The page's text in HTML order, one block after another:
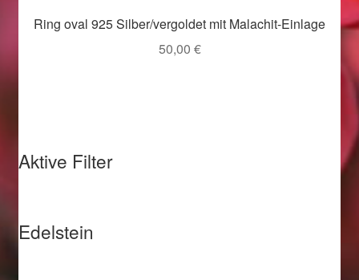
Ring oval 925 Silber/vergoldet mit Malachit-Einlage
50,00 €
Aktive Filter
Edelstein